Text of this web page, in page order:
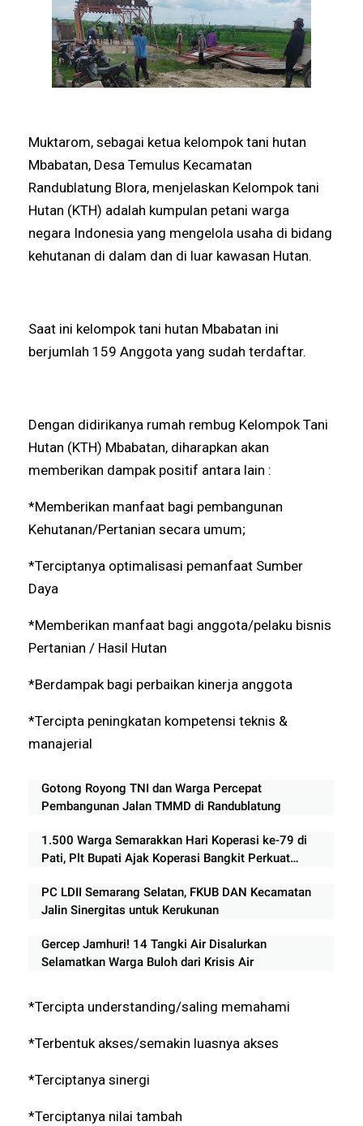
Muktarom, sebagai ketua kelompok tani hutan
Mbabatan, Desa Temulus Kecamatan
Randublatung Blora, menjelaskan Kelompok tani
Hutan (KTH) adalah kumpulan petani warga
negara Indonesia yang mengelola usaha di bidang
kehutanan di dalam dan di luar kawasan Hutan.
Saat ini kelompok tani hutan Mbabatan ini
berjumlah 159 Anggota yang sudah terdaftar.
Dengan didirikanya rumah rembug Kelompok Tani
Hutan (KTH) Mbabatan, diharapkan akan
memberikan dampak positif antara lain :
*Memberikan manfaat bagi pembangunan
Kehutanan/Pertanian secara umum;
*Terciptanya optimalisasi pemanfaat Sumber
Daya
*Memberikan manfaat bagi anggota/pelaku bisnis
Pertanian / Hasil Hutan
*Berdampak bagi perbaikan kinerja anggota
*Tercipta peningkatan kompetensi teknis &
manajerial
Gotong Royong TNI dan Warga Percepat
Pembangunan Jalan TMMD di Randublatung
1.500 Warga Semarakkan Hari Koperasi ke-79 di
Pati, Plt Bupati Ajak Koperasi Bangkit Perkuat
PC LDII Semarang Selatan, FKUB DAN Kecamatan
Jalin Sinergitas untuk Kerukunan
Gercep Jamhuri! 14 Tangki Air Disalurkan
Selamatkan Warga Buloh dari Krisis Air
*Tercipta understanding/saling memahami
*Terbentuk akses/semakin luasnya akses
*Terciptanya sinergi
*Terciptanya nilai tambah